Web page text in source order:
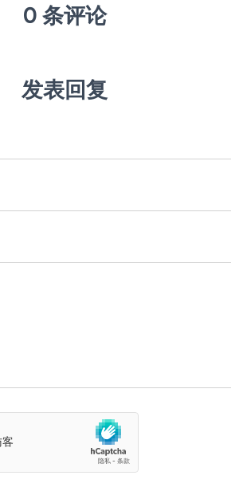
0 条评论
发表回复